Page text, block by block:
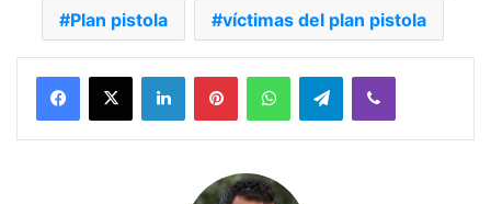
Plan pistola víctimas del plan pistola
Facebook
X LinkedInPinterestWhatsAppTelegramViber